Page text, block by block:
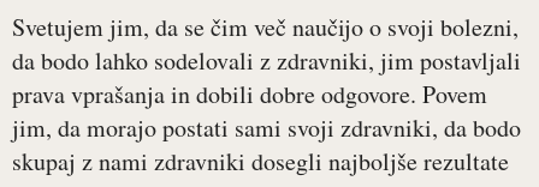
Svetujem jim, da se čim več naučijo o svoji bolezni,
da bodo lahko sodelovali z zdravniki, jim postavljali
prava vprašanja in dobili dobre odgovore. Povem
jim, da morajo postati sami svoji zdravniki, da bodo
skupaj z nami zdravniki dosegli najboljše rezultate